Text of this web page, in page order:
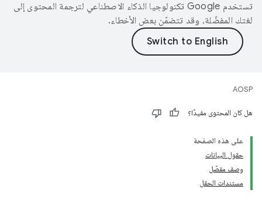
تستخدم Google تكنولوجيا الذكاء الاصطناعي لترجمة المحتوى إلى
لغتك المفضّلة، وقد تتضمّن بعض الأخطاء.
AOSP
هل كان المحتوى مفيدًا؟
على هذه الصفحة
حقول البيانات
وصف مفصّل
مستندات الحقل